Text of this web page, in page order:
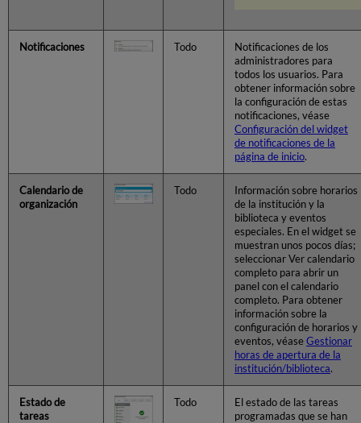
Imágenes
Asociadas
sesión
social
Configurar
depósito
Notificaciones Todo
Notificaciones de los
administradores para
todos los usuarios. Para
obtener información sobre
la configuración de estas
notificaciones, véase
Configuración del widget
de notificaciones de la
página de inicio.
Calendario de
organización
Todo
Información sobre horarios
de la institución y la
biblioteca y eventos
especiales. En el widget se
muestran unos pocos días;
seleccionar Ver calendario
completo para abrir un
panel con el calendario
completo. Para obtener
información sobre la
configuración de horarios y
eventos, véase Gestionar
horas de apertura de la
institución/biblioteca.
Estado de
tareas
Todo
El estado de las tareas
programadas que se han